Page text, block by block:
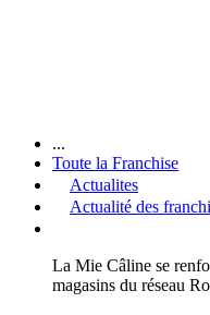
...
Toute la Franchise
Actualites
Actualité des
La Mie Câline se
magasins du réseau